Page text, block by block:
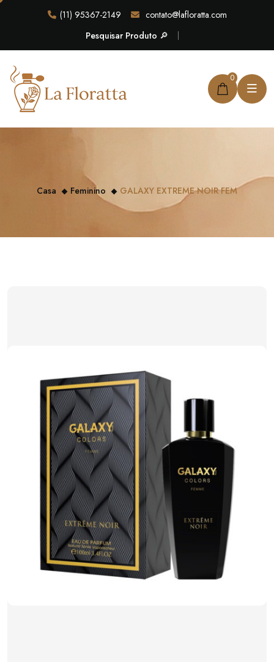
(11) 95367-2149
contato@lafloratta.com
Pesquisar Produto 🔎
0
Casa Feminino GALAXY EXTREME NOIR FEM